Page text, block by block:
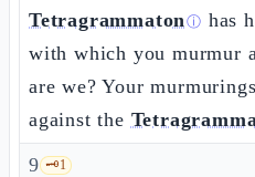
Tetragrammatonⓘ has
with which you murmur
are we? Your
against the
9 🗝️1